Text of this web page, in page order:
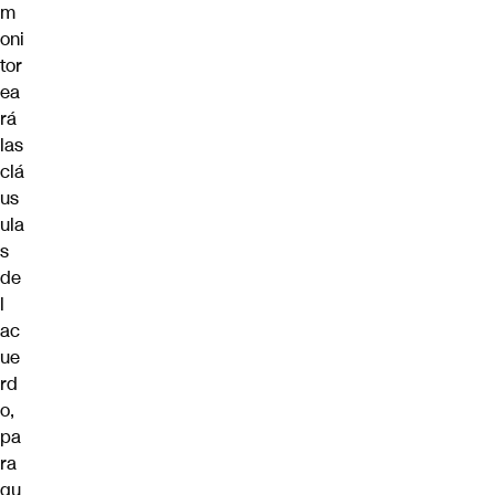
m
oni
tor
ea
rá
las
clá
us
ula
s
de
l
ac
ue
rd
o,
pa
ra
qu